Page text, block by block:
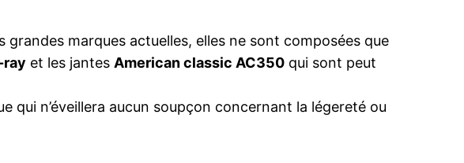
grandes marques actuelles, elles ne sont composées que
et les jantes American classic AC350 qui sont peut
qui n’éveillera aucun soupçon concernant la légereté ou